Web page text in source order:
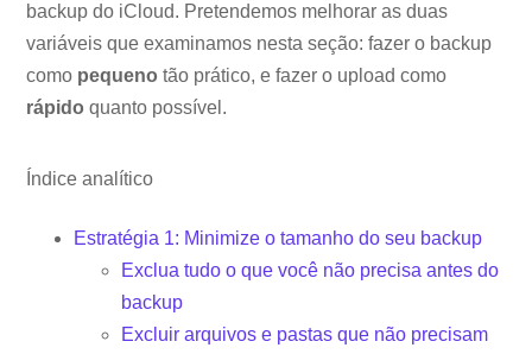
backup do iCloud. Pretendemos melhorar as duas
variáveis ​​que examinamos nesta seção: fazer o backup
como pequeno tão prático, e fazer o upload como
rápido quanto possível.
Índice analítico
Estratégia 1: Minimize o tamanho do seu backup
Exclua tudo o que você não precisa antes do
backup
Excluir arquivos e pastas que não precisam